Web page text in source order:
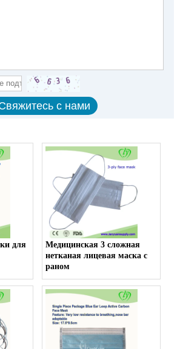
для
Медицинская 3 сложная
нетканая лицевая маска с
раном